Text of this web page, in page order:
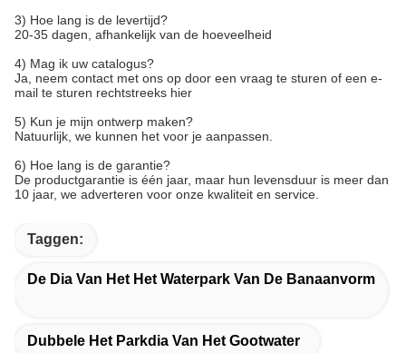
3) Hoe lang is de levertijd?
20-35 dagen, afhankelijk van de hoeveelheid
4) Mag ik uw catalogus?
Ja, neem contact met ons op door een vraag te sturen of een e-
mail te sturen rechtstreeks hier
5) Kun je mijn ontwerp maken?
Natuurlijk, we kunnen het voor je aanpassen.
6) Hoe lang is de garantie?
De productgarantie is één jaar, maar hun levensduur is meer dan
10 jaar, we adverteren voor onze kwaliteit en service.
Taggen:
De Dia Van Het Het Waterpark Van De Banaanvorm
Dubbele Het Parkdia Van Het Gootwater